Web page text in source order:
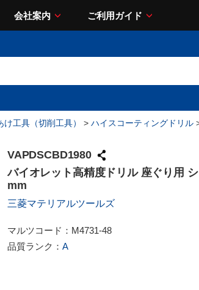
会社案内 ご利用ガイド
工具（切削工具） > ハイスコーティングドリル
VAPDSCBD1980
バイオレット高精度ドリル 座ぐり用
mm
三菱マテリアルツールズ
マルツコード： M4731-48
品質ランク： A